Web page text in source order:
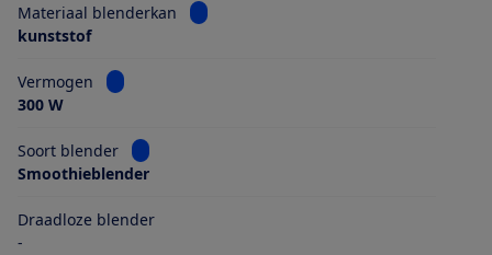
Materiaal blenderkan
Bekijk informatie voor Materiaal
kunststof
Vermogen
Bekijk informatie voor Vermogen
300 W
Soort blender
Bekijk informatie voor Soort blender
Smoothieblender
Draadloze blender
-